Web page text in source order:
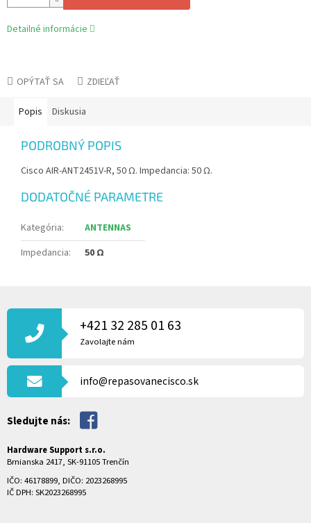
Detailné informácie
OPÝTAŤ SA ZDIEĽAŤ
Popis Diskusia
PODROBNÝ POPIS
Cisco AIR-ANT2451V-R, 50 Ω. Impedancia: 50 Ω.
DODATOČNÉ PARAMETRE
Kategória:
ANTENNAS
Impedancia: 50 Ω
Á
T
+421 32 285 01 63
Zavolajte nám
info@repasovanecisco.sk
Sledujte nás:
Hardware Support s.r.o.
Brnianska 2417, SK-91105 Trenčín
IČO: 46178899, DIČO: 2023268995
IČ DPH: SK2023268995